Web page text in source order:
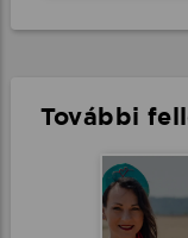
További